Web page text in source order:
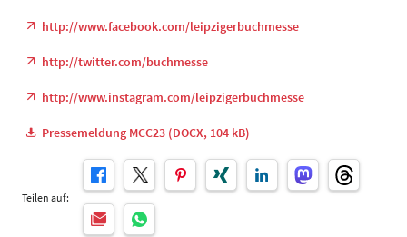
http://www.facebook.com/leipzigerbuchmesse
http://twitter.com/buchmesse
http://www.instagram.com/leipzigerbuchmesse
Pressemeldung MCC23 (DOCX, 104 kB)
Teilen auf: